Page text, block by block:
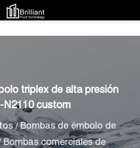
triplex de alta presión
N2110 custom
/Bombas de émbolo de
Bombas comerciales de